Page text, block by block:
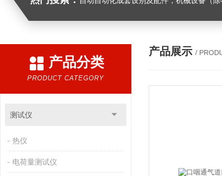
产品分类
PRODUCT CATEGORY
测试仪
热仪
电荷量测试仪
产品展示 /